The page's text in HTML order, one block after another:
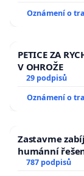
Oznámení o
PETICE ZA
V OHROŽE
29 podpisů
Oznámení o
Zastavme
humánní
787 podpisů